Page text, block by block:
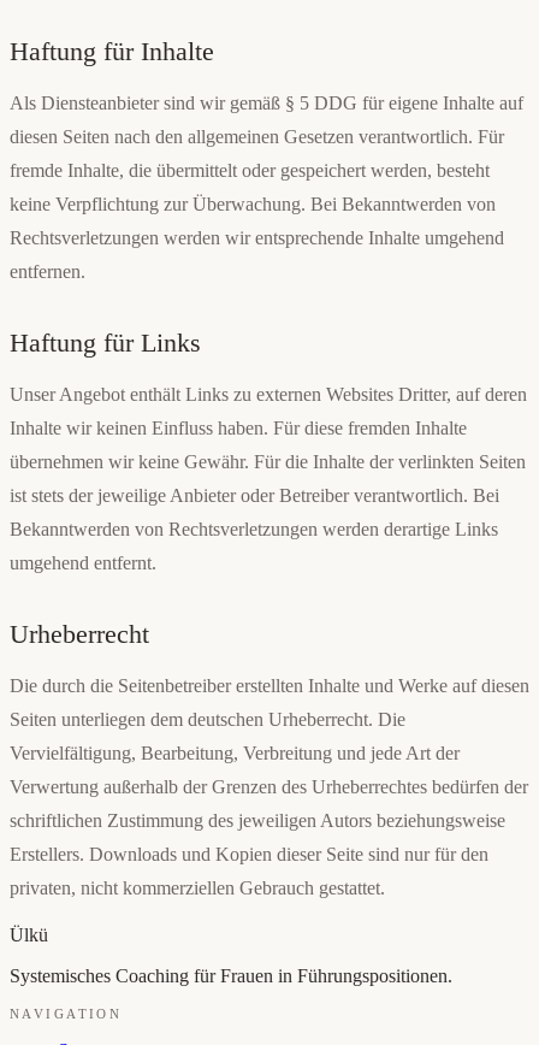
Haftung für Inhalte
Als Diensteanbieter sind wir gemäß § 5 DDG für eigene Inhalte auf
diesen Seiten nach den allgemeinen Gesetzen verantwortlich. Für
fremde Inhalte, die übermittelt oder gespeichert werden, besteht
keine Verpflichtung zur Überwachung. Bei Bekanntwerden von
Rechtsverletzungen werden wir entsprechende Inhalte umgehend
entfernen.
Haftung für Links
Unser Angebot enthält Links zu externen Websites Dritter, auf deren
Inhalte wir keinen Einfluss haben. Für diese fremden Inhalte
übernehmen wir keine Gewähr. Für die Inhalte der verlinkten Seiten
ist stets der jeweilige Anbieter oder Betreiber verantwortlich. Bei
Bekanntwerden von Rechtsverletzungen werden derartige Links
umgehend entfernt.
Urheberrecht
Die durch die Seitenbetreiber erstellten Inhalte und Werke auf diesen
Seiten unterliegen dem deutschen Urheberrecht. Die
Vervielfältigung, Bearbeitung, Verbreitung und jede Art der
Verwertung außerhalb der Grenzen des Urheberrechtes bedürfen der
schriftlichen Zustimmung des jeweiligen Autors beziehungsweise
Erstellers. Downloads und Kopien dieser Seite sind nur für den
privaten, nicht kommerziellen Gebrauch gestattet.
Ülkü
Systemisches Coaching für Frauen in Führungspositionen.
NAVIGATION